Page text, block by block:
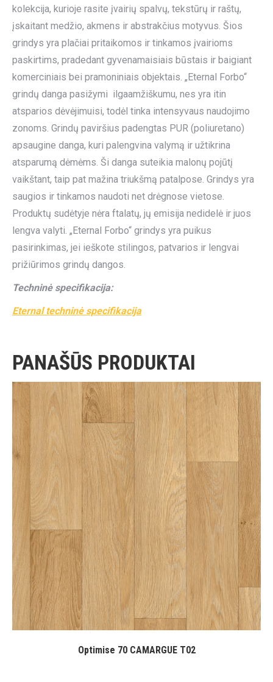
kolekcija, kurioje rasite įvairių spalvų, tekstūrų ir raštų,
įskaitant medžio, akmens ir abstrakčius motyvus. Šios
grindys yra plačiai pritaikomos ir tinkamos įvairioms
paskirtims, pradedant gyvenamaisiais būstais ir baigiant
komerciniais bei pramoniniais objektais. „Eternal Forbo“
grindų danga pasižymi ilgaamžiškumu, nes yra itin
atsparios dėvėjimuisi, todėl tinka intensyvaus naudojimo
zonoms. Grindų paviršius padengtas PUR (poliuretano)
apsaugine danga, kuri palengvina valymą ir užtikrina
atsparumą dėmėms. Ši danga suteikia malonų pojūtį
vaikštant, taip pat mažina triukšmą patalpose. Grindys yra
saugios ir tinkamos naudoti net drėgnose vietose.
Produktų sudėtyje nėra ftalatų, jų emisija nedidelė ir juos
lengva valyti. „Eternal Forbo“ grindys yra puikus
pasirinkimas, jei ieškote stilingos, patvarios ir lengvai
prižiūrimos grindų dangos.
Techninė specifikacija:
Eternal techninė specifikacija
PANAŠŪS PRODUKTAI
Optimise 70 CAMARGUE T02